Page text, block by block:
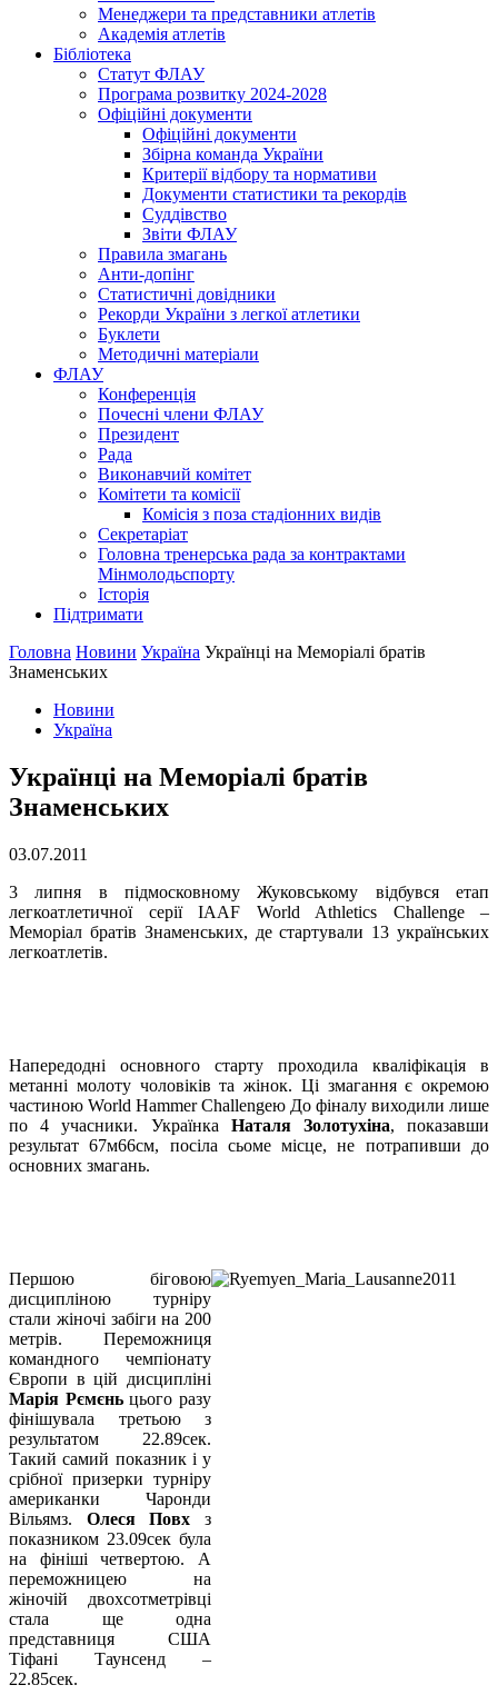
Менеджери та представники атлетів
Академія атлетів
Бібліотека
Статут ФЛАУ
Програма розвитку 2024-2028
Офіційні документи
Офіційні документи
Збірна команда України
Критерії відбору та нормативи
Документи статистики та рекордів
Суддівство
Звіти ФЛАУ
Правила змагань
Анти-допінг
Статистичні довідники
Рекорди України з легкої атлетики
Буклети
Методичні матеріали
ФЛАУ
Конференція
Почесні члени ФЛАУ
Президент
Рада
Виконавчий комітет
Комітети та комісії
Комісія з поза стадіонних видів
Секретаріат
Головна тренерська рада за контрактами
Мінмолодьспорту
Історія
Підтримати
Головна Новини Україна Українці на Меморіалі братів
Знаменських
Новини
Україна
Українці на Меморіалі братів
Знаменських
03.07.2011
3 липня в підмосковному Жуковському відбувся етап
легкоатлетичної серії IAAF World Athletics Challenge –
Меморіал братів Знаменських, де стартували 13 українських
легкоатлетів.
Напередодні основного старту проходила кваліфікація в
метанні молоту чоловіків та жінок. Ці змагання є окремою
частиною World Hammer Challengeю До фіналу виходили лише
по 4 учасники. Українка Наталя Золотухіна, показавши
результат 67м66см, посіла сьоме місце, не потрапивши до
основних змагань.
Першою біговою
дисципліною турніру
стали жіночі забіги на 200
метрів. Переможниця
командного чемпіонату
Європи в цій дисципліні
Марія Рємєньцього разу
фінішувала третьою з
результатом 22.89сек.
Такий самий показник і у
срібної призерки турніру
американки Чаронди
Вільямз. Олеся Повх з
показником 23.09сек була
на фініші четвертою. А
переможницею на
жіночій двохсотметрівці
стала ще одна
представниця США
Тіфані Таунсенд –
22.85сек.